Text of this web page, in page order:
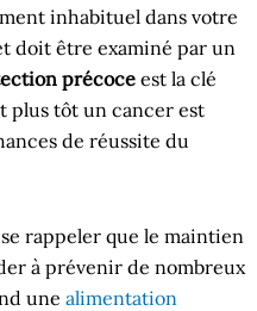
inhabituel dans votre
doit être examiné par un
précoce est la clé
plus tôt un cancer est
de réussite du
rappeler que le maintien
à prévenir de nombreux
une alimentation